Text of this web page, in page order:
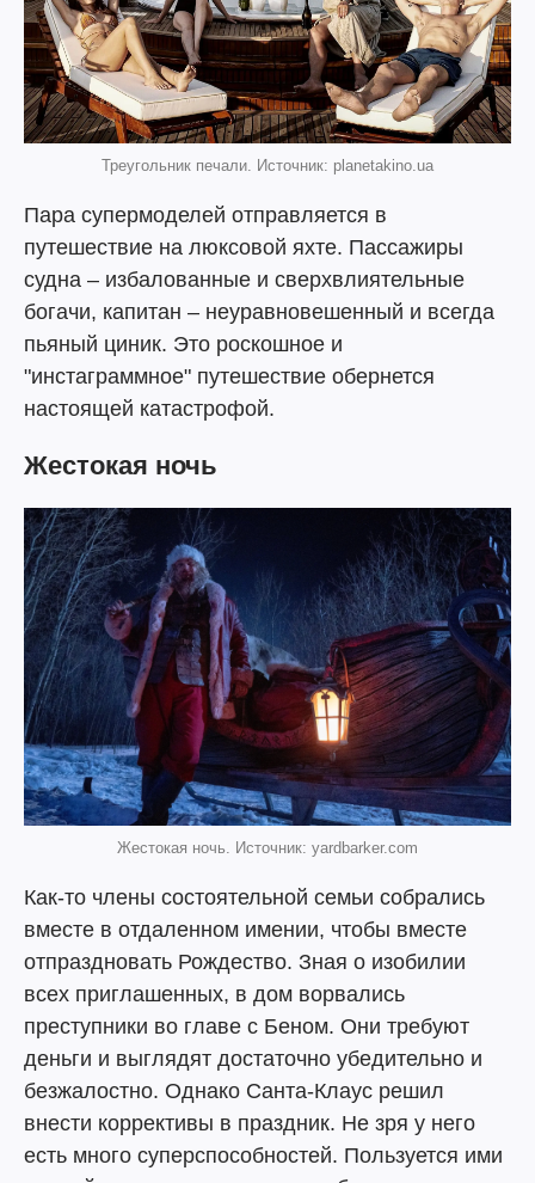
Треугольник печали. Источник: planetakino.ua
Пара супермоделей отправляется в
путешествие на люксовой яхте. Пассажиры
судна – избалованные и сверхвлиятельные
богачи, капитан – неуравновешенный и всегда
пьяный циник. Это роскошное и
"инстаграммное" путешествие обернется
настоящей катастрофой.
Жестокая ночь
Жестокая ночь. Источник: yardbarker.com
Как-то члены состоятельной семьи собрались
вместе в отдаленном имении, чтобы вместе
отпраздновать Рождество. Зная о изобилии
всех приглашенных, в дом ворвались
преступники во главе с Беном. Они требуют
деньги и выглядят достаточно убедительно и
безжалостно. Однако Санта-Клаус решил
внести коррективы в праздник. Не зря у него
есть много суперспособностей. Пользуется ими